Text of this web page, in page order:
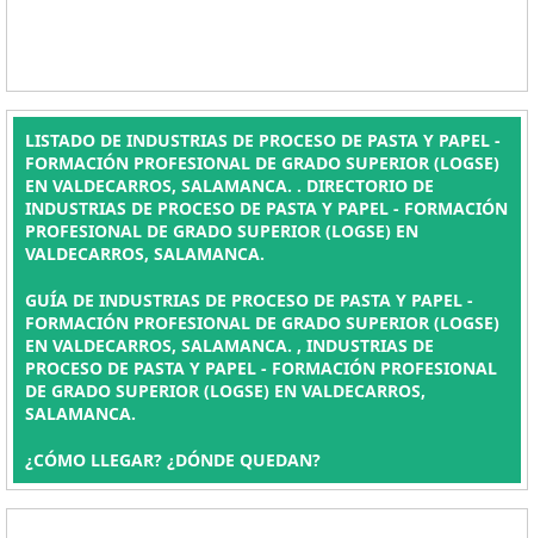
LISTADO DE INDUSTRIAS DE PROCESO DE PASTA Y PAPEL -
FORMACIÓN PROFESIONAL DE GRADO SUPERIOR (LOGSE)
EN VALDECARROS, SALAMANCA. . DIRECTORIO DE
INDUSTRIAS DE PROCESO DE PASTA Y PAPEL - FORMACIÓN
PROFESIONAL DE GRADO SUPERIOR (LOGSE) EN
VALDECARROS, SALAMANCA.
GUÍA DE INDUSTRIAS DE PROCESO DE PASTA Y PAPEL -
FORMACIÓN PROFESIONAL DE GRADO SUPERIOR (LOGSE)
EN VALDECARROS, SALAMANCA. , INDUSTRIAS DE
PROCESO DE PASTA Y PAPEL - FORMACIÓN PROFESIONAL
DE GRADO SUPERIOR (LOGSE) EN VALDECARROS,
SALAMANCA.
¿CÓMO LLEGAR? ¿DÓNDE QUEDAN?